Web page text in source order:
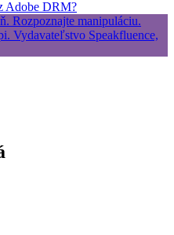
Adobe DRM?